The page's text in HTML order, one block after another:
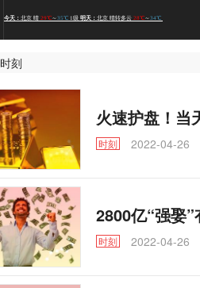
时刻
火速护盘！当
时刻 2022-04-26
2800亿“强娶
时刻 2022-04-26